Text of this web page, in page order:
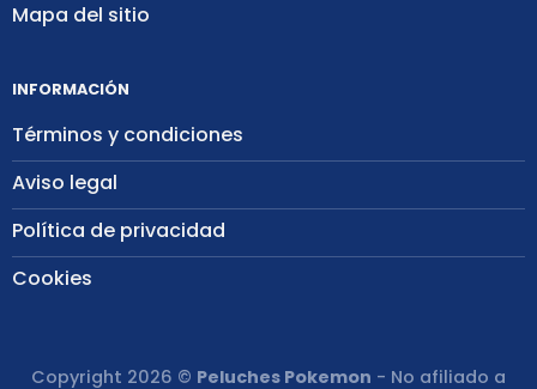
Mapa del sitio
INFORMACIÓN
Términos y condiciones
Aviso legal
Política de privacidad
Cookies
Copyright 2026 © Peluches Pokemon - No afiliado a